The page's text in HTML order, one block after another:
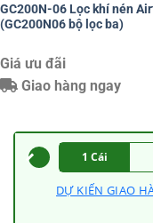
GC200N-06 Lọc khí nén
(GC200N06 bộ lọc ba)
Giá ưu đãi
Giao hàng ngay
1 Cái
DỰ KIẾN GIAO